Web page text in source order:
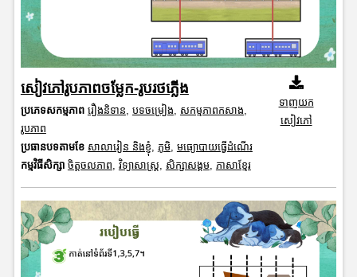
សៀវភៅរូបភាពចម្លែក-រូបរថភ្លើង
ប្រភេទសកម្មភាព រឿងនិទាន, បទចម្រៀង, សកម្មភាពកសាង,
រូបភាព
ប្រធានបទតាមខែ សាលារៀន និងខ្ញុំ, ភូមិ, មធ្យោបាយធ្វើដំណើរ
កម្មវិធីសិក្សា ចិត្តចលភាព, វិទ្យាសាស្រ្ត, សិក្សាសង្គម, ភាសាខ្មែរ
ទាញយក
សៀវភៅ